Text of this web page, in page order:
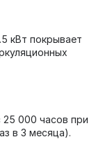
кВт покрывает
000 часов при
в 3 месяца).